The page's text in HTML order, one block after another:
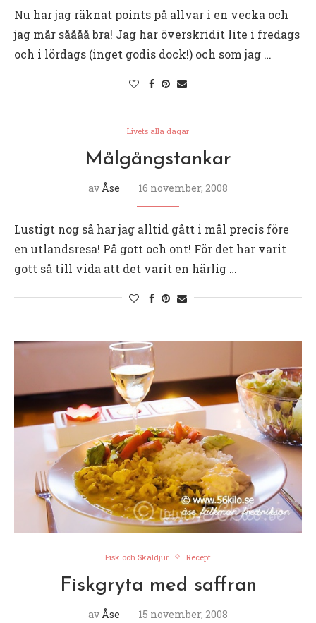
Nu har jag räknat points på allvar i en vecka och
jag mår såååå bra! Jag har överskridit lite i fredags
och i lördags (inget godis dock!) och som jag …
Livets alla dagar
Målgångstankar
av Åse 16 november, 2008
Lustigt nog så har jag alltid gått i mål precis före
en utlandsresa! På gott och ont! För det har varit
gott så till vida att det varit en härlig …
Fisk och Skaldjur Recept
Fiskgryta med saffran
av Åse 15 november, 2008